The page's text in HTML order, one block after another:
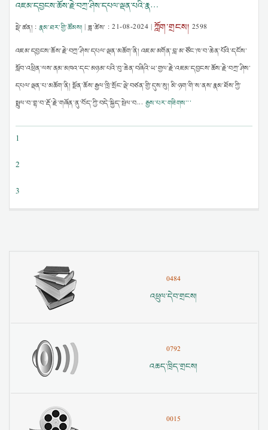
འཇམ་དབྱངས་ཆོས་རྗེ་བཀྲ་ཤིས་དཔལ་ལྡན་པའི་རྣ…
སྡེ་ཚན། : རྣམ་ཐར་གྱི་ཚོམས། | ཟླ་ཚེས་ :21-08-2024 | ཀློག་གྲངས། 2598
འཇམ་དབྱངས་ཆོས་རྗེ་བཀྲ་ཤིས་དཔལ་ལྡན་མཆོག་ནི། འཇམ་མགོན་བླ་མ་ཙོང་ཁ་བ་ཆེན་པོའི་དངོས་
སློབ་འཕྲིན་ལས་ནམ་མཁའ་དང་མཉམ་པའི་བུ་ཆེན་བཞིའི་ཡ་གྱལ་རྗེ་འཇམ་དབྱངས་ཆོས་རྗེ་བཀྲ་ཤིས་
དཔལ་ལྡན་པ་མཆོག་ནི། སྔོན་ཆོས་རྒྱལ་ཁྲི་སྲོང་ལྡེ་བཙན་གྱི་དུས་སུ། མི་ཉག་གི་ས་ནས་རྣམ་ཐོས་ཀྱི་
སྤྲུལ་བ་གྷ་བ་རྡོ་རྗེ་གཞོན་ནུ་བོད་ཀྱི་བདེ་སྐྱིད་སྤེལ་བ... རྒྱས་པར་གཟིགས་་་
1
2
3
0484
འཕྲུལ་དེབ་གྲངས།
0792
འཆད་ཁྲིད་གྲངས།
0015